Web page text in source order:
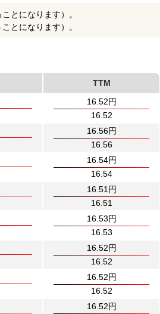
とになります）。
とになります）。
TTM
16.52円
16.52
16.56円
16.56
16.54円
16.54
16.51円
16.51
16.53円
16.53
16.52円
16.52
16.52円
16.52
16.52円